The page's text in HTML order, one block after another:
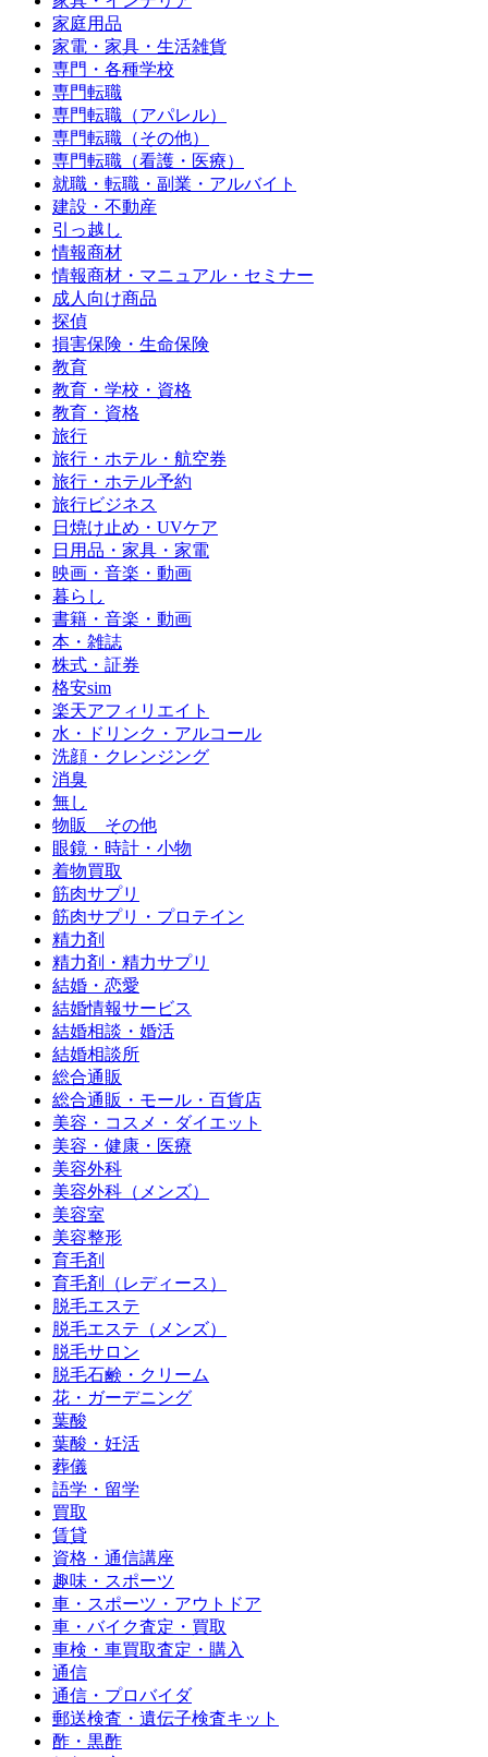
家庭用品
家電・家具・生活雑貨
専門・各種学校
専門転職
専門転職（アパレル）
専門転職（その他）
専門転職（看護・医療）
就職・転職・副業・アルバイト
建設・不動産
引っ越し
情報商材
情報商材・マニュアル・セミナー
成人向け商品
探偵
損害保険・生命保険
教育
教育・学校・資格
教育・資格
旅行
旅行・ホテル・航空券
旅行・ホテル予約
旅行ビジネス
日焼け止め・UVケア
日用品・家具・家電
映画・音楽・動画
暮らし
書籍・音楽・動画
本・雑誌
株式・証券
格安sim
楽天アフィリエイト
水・ドリンク・アルコール
洗顔・クレンジング
消臭
無し
物販 その他
眼鏡・時計・小物
着物買取
筋肉サプリ
筋肉サプリ・プロテイン
精力剤
精力剤・精力サプリ
結婚・恋愛
結婚情報サービス
結婚相談・婚活
結婚相談所
総合通販
総合通販・モール・百貨店
美容・コスメ・ダイエット
美容・健康・医療
美容外科
美容外科（メンズ）
美容室
美容整形
育毛剤
育毛剤（レディース）
脱毛エステ
脱毛エステ（メンズ）
脱毛サロン
脱毛石鹸・クリーム
花・ガーデニング
葉酸
葉酸・妊活
葬儀
語学・留学
買取
賃貸
資格・通信講座
趣味・スポーツ
車・スポーツ・アウトドア
車・バイク査定・買取
車検・車買取査定・購入
通信
通信・プロバイダ
郵送検査・遺伝子検査キット
酢・黒酢